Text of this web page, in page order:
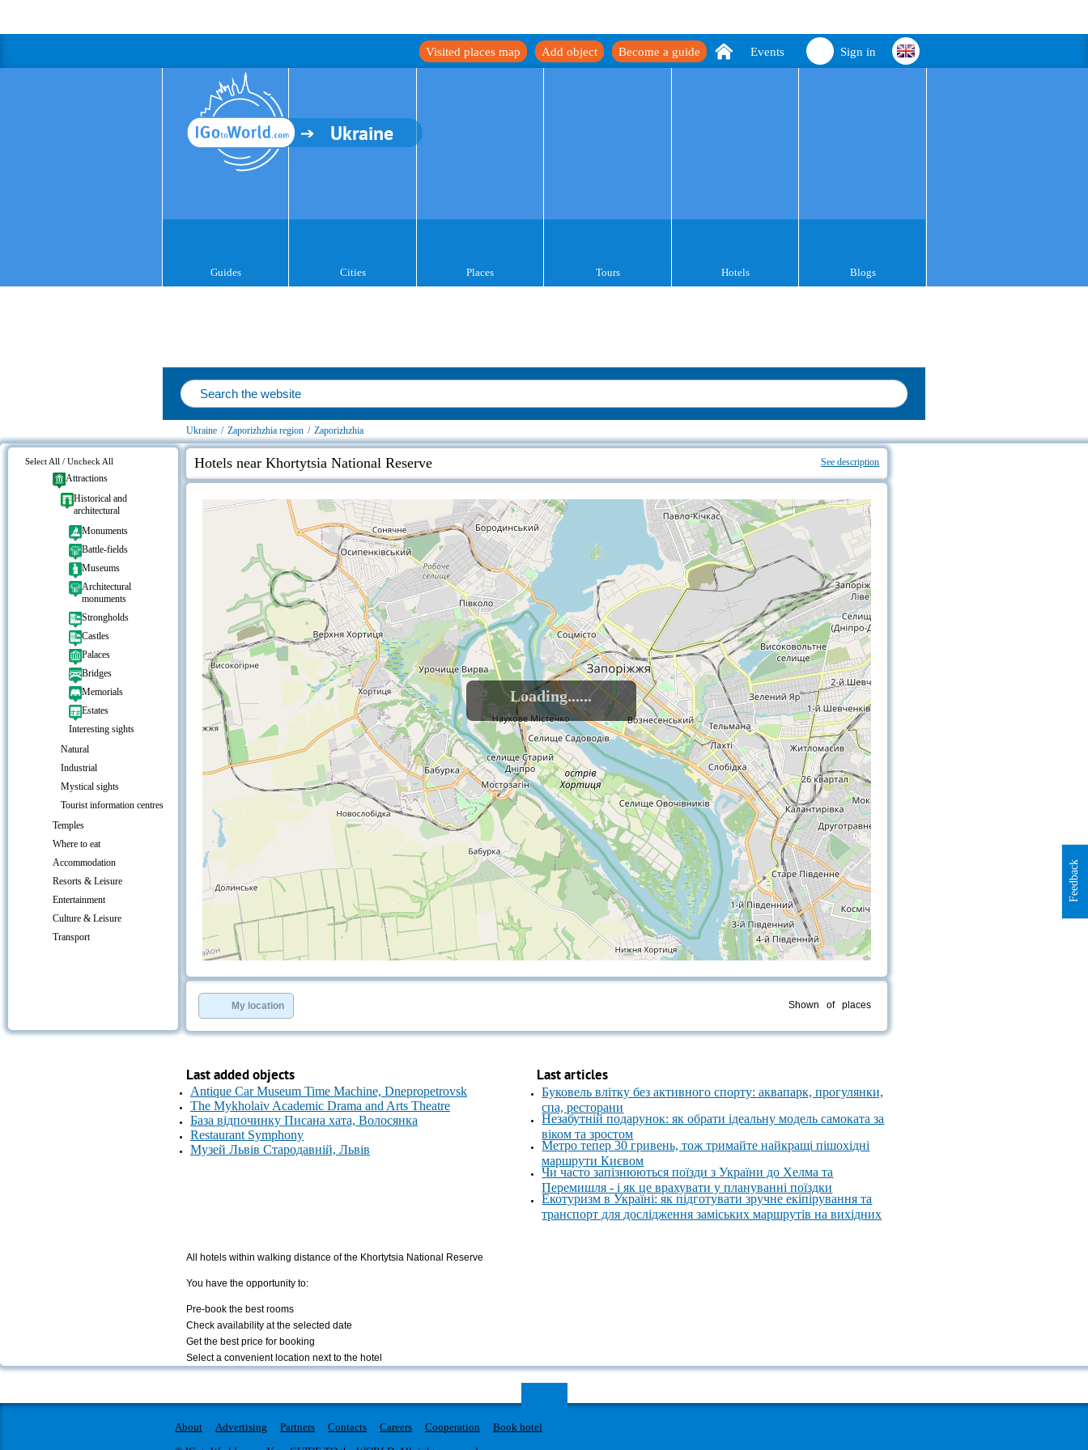
Sign in
Events
Become a guide
Add object
Visited places map
Ukraine
Guides Cities Places Tours Hotels Blogs
Ukraine / Zaporizhzhia region / Zaporizhzhia
Select All / Uncheck All
Attractions
Historical and
architectural
Monuments
Battle-fields
Museums
Architectural
monuments
Strongholds
Castles
Palaces
Bridges
Memorials
Estates
Interesting sights
Natural
Industrial
Mystical sights
Tourist information centres
Temples
Where to eat
Accommodation
Resorts & Leisure
Entertainment
Culture & Leisure
Transport
See description
Hotels near Khortytsia National Reserve
Loading......
OpenStreetMap contributors.
»
My location Shown of places
Last added objects
Antique Car Museum Time Machine, Dnepropetrovsk
The Mykholaiv Academic Drama and Arts Theatre
База відпочинку Писана хата, Волосянка
Restaurant Symphony
Музей Львів Стародавній, Львів
Last articles
Буковель влітку без активного спорту: аквапарк, прогулянки,
спа, ресторани
Незабутній подарунок: як обрати ідеальну модель самоката за
віком та зростом
Метро тепер 30 гривень, тож тримайте найкращі пішохідні
маршрути Києвом
Чи часто запізнюються поїзди з України до Хелма та
Перемишля - і як це врахувати у плануванні поїздки
Екотуризм в Україні: як підготувати зручне екіпірування та
транспорт для дослідження заміських маршрутів на вихідних
All hotels within walking distance of the Khortytsia National Reserve
You have the opportunity to:
Pre-book the best rooms
Check availability at the selected date
Get the best price for booking
Select a convenient location next to the hotel
About Advertising Partners Contacts Careers Cooperation
Book hotel
Feedback